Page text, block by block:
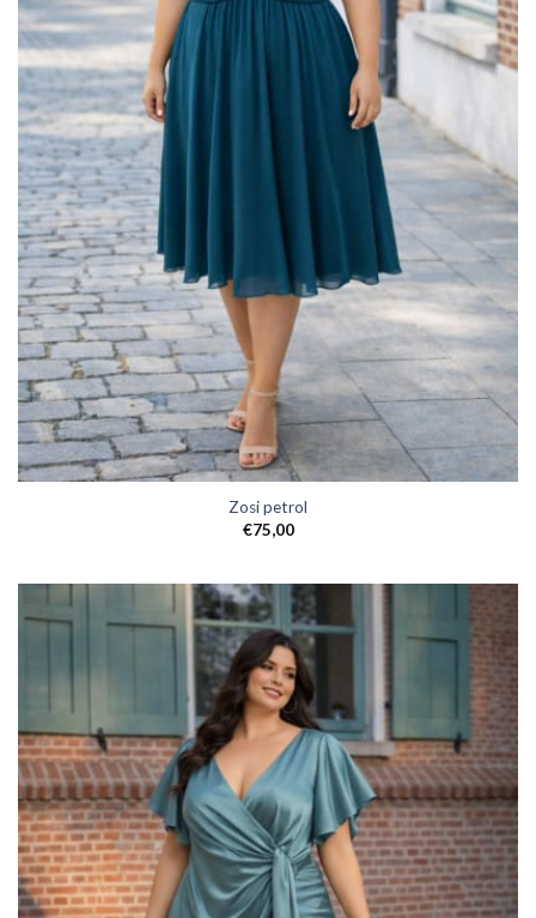
Zosi petrol
€75,00